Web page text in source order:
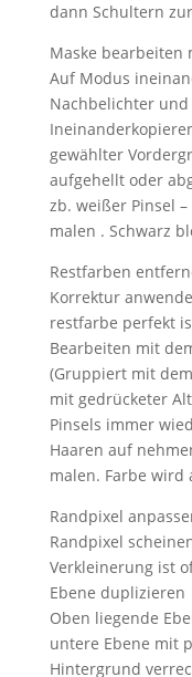
dann Schultern
Maske bearbeiten
Auf Modus
Nachbelichter
gewählter
aufgehellt oder
zb. weißer Pinsel
malen . Schwarz
Restfarben
Korrektur
restfarbe perfekt
Bearbeiten mit
(Gruppiert mit
mit gedrücketer
Pinsels immer
Haaren auf
malen. Farbe wird
Randpixel
Randpixel
Verkleinerung ist
Ebene duplizieren
Oben liegende
untere Ebene mit
Hintergrund